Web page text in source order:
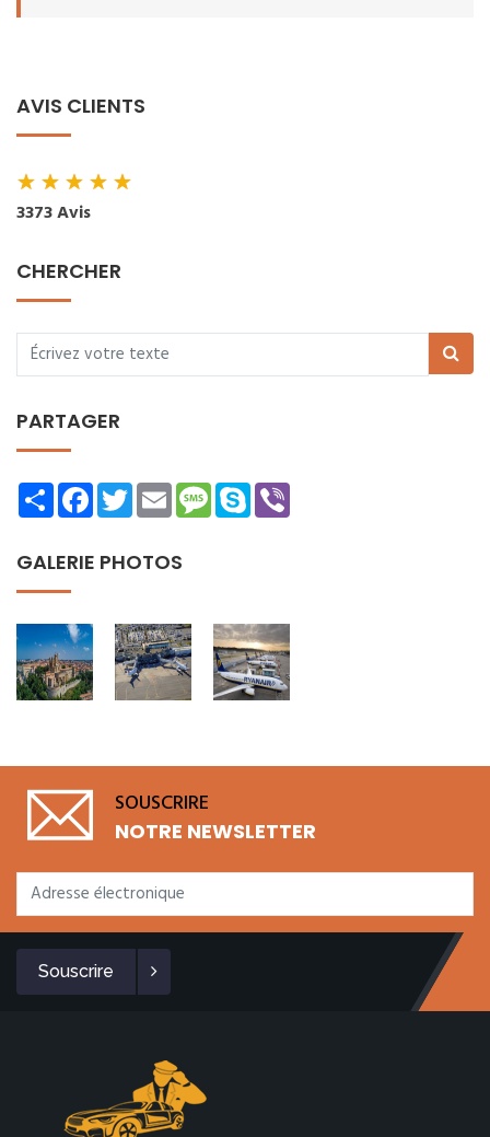
AVIS CLIENTS
★★★★★
3373 Avis
CHERCHER
PARTAGER
ShareFacebookTwitterEmailMessage
Skype
GALERIE PHOTOS
SOUSCRIRE
NOTRE NEWSLETTER
Souscrire